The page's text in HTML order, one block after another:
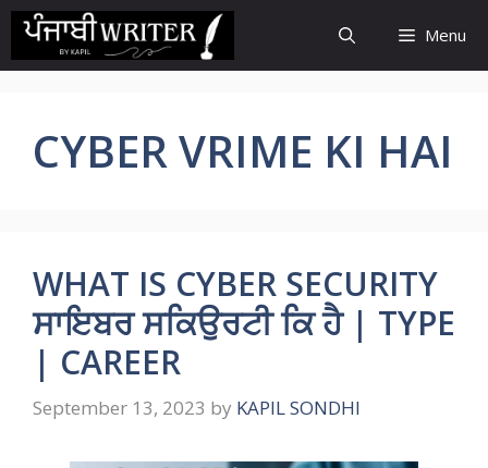
Skip
content
Menu
CYBER VRIME KI HAI
WHAT IS CYBER SECURITY
ਸਾਇਬਰ ਸਕਿਉਰਟੀ ਕਿ ਹੈ | TYPE
| CAREER
September 13, 2023 by KAPIL SONDHI